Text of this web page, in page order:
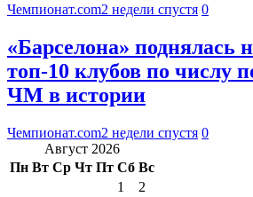
Чемпионат.com2 недели спустя 0
«Барселона» поднялась
топ-10 клубов по числу
ЧМ в истории
Чемпионат.com2 недели спустя 0
Август 2026
Пн Вт Ср Чт Пт Сб Вс
1
2